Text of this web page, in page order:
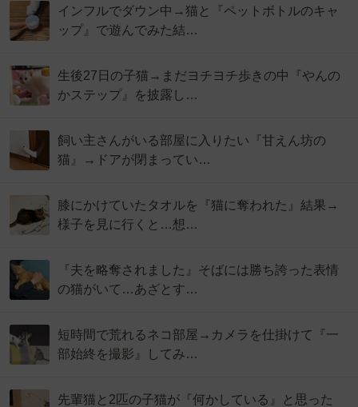
インフルでダウン中→猫と『ペットボトルのキャ
ップ』で遊んでみた結…
生後27日の子猫→まだヨチヨチ歩きの中『やんの
かステップ』を披露し…
飼い主さんがいる部屋に入りたい『甘えん坊の
猫』→ドアが閉まってい…
膝にかけていたタオルを『猫に奪われた』結果→
様子を見に行くと…想…
『夫を略奪されました』そばには勝ち誇った表情
の猫がいて…あざとす…
短時間で荒れるネコ部屋→カメラを仕掛けて『一
部始終を撮影』してみ…
先輩猫と2匹の子猫が『何かしている』と思った